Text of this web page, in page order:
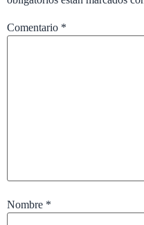
Comentario *
Nombre *